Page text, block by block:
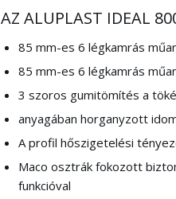
AZ ALUPLAST IDEAL
85 mm-es 6 légkamrás
85 mm-es 6 légkamrás
3 szoros gumitömítés a
anyagában horganyzott
A profil hőszigetelési
Maco osztrák fokozott
funkcióval